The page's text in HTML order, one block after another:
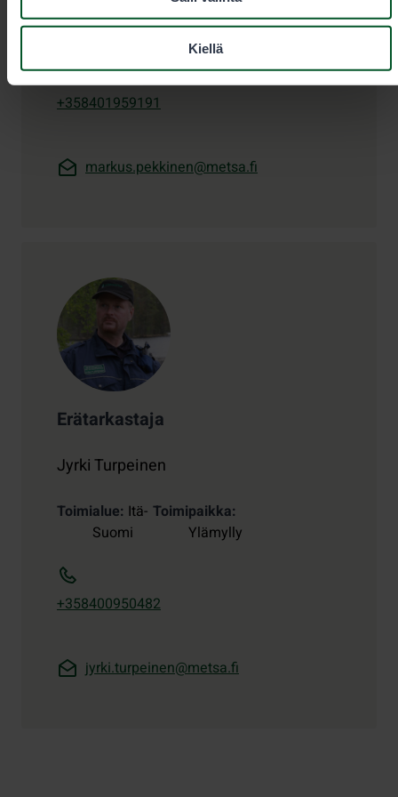
Kiellä
Lieksa
+358401959191
markus.pekkinen@metsa.fi
Erätarkastaja
Jyrki Turpeinen
Toimialue Itä-
Suomi
Toimipaikka
Ylämylly
+358400950482
jyrki.turpeinen@metsa.fi